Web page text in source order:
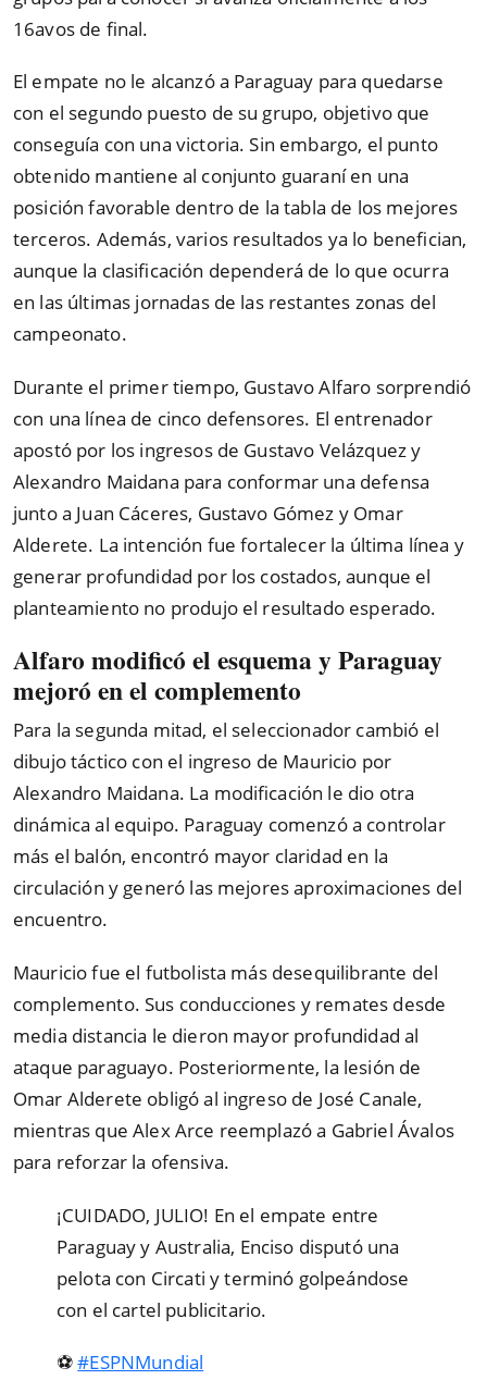
16avos de final.
El empate no le alcanzó a Paraguay para quedarse
con el segundo puesto de su grupo, objetivo que
conseguía con una victoria. Sin embargo, el punto
obtenido mantiene al conjunto guaraní en una
posición favorable dentro de la tabla de los mejores
terceros. Además, varios resultados ya lo benefician,
aunque la clasificación dependerá de lo que ocurra
en las últimas jornadas de las restantes zonas del
campeonato.
Durante el primer tiempo, Gustavo Alfaro sorprendió
con una línea de cinco defensores. El entrenador
apostó por los ingresos de Gustavo Velázquez y
Alexandro Maidana para conformar una defensa
junto a Juan Cáceres, Gustavo Gómez y Omar
Alderete. La intención fue fortalecer la última línea y
generar profundidad por los costados, aunque el
planteamiento no produjo el resultado esperado.
Alfaro modificó el esquema y Paraguay
mejoró en el complemento
Para la segunda mitad, el seleccionador cambió el
dibujo táctico con el ingreso de Mauricio por
Alexandro Maidana. La modificación le dio otra
dinámica al equipo. Paraguay comenzó a controlar
más el balón, encontró mayor claridad en la
circulación y generó las mejores aproximaciones del
encuentro.
Mauricio fue el futbolista más desequilibrante del
complemento. Sus conducciones y remates desde
media distancia le dieron mayor profundidad al
ataque paraguayo. Posteriormente, la lesión de
Omar Alderete obligó al ingreso de José Canale,
mientras que Alex Arce reemplazó a Gabriel Ávalos
para reforzar la ofensiva.
¡CUIDADO, JULIO! En el empate entre
Paraguay y Australia, Enciso disputó una
pelota con Circati y terminó golpeándose
con el cartel publicitario.
⚽#ESPNMundial